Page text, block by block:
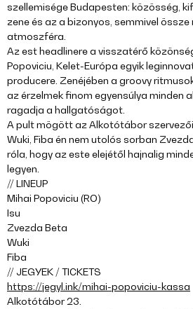
szellemisége Budapesten: közösség,
zene és az a bizonyos, semmivel
atmoszféra.
Az est headlinere a visszatérő
Popoviciu, Kelet-Európa egyik
producere. Zenéjében a groovy
az érzelmek finom egyensúlya minden
ragadja a hallgatóságot.
A pult mögött az Alkotótábor szervezői
Wuki, Fiba én nem utolós sorban
róla, hogy az este elejétől hajnalig
legyen.
// LINEUP
Mihai Popoviciu (RO)
Isu
Zvezda Beta
Wuki
Fiba
// JEGYEK / TICKETS
https://jegyl.ink/mihai-popoviciu-kassa
Alkotótábor 23.